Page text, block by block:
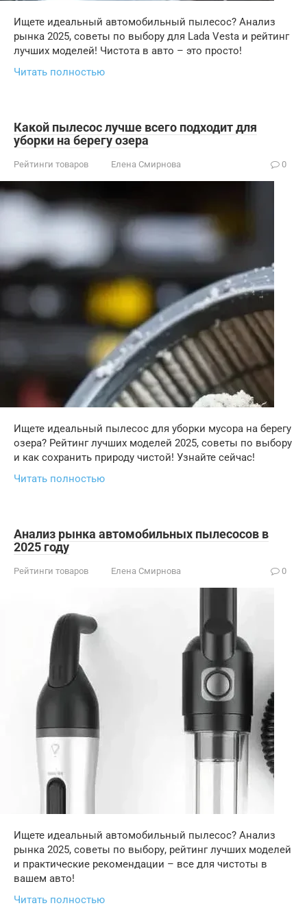
Ищете идеальный автомобильный пылесос? Анализ
рынка 2025, советы по выбору для Lada Vesta и рейтинг
лучших моделей! Чистота в авто – это просто!
Читать полностью
Какой пылесос лучше всего подходит для
уборки на берегу озера
Рейтинги товаров Елена Смирнова 0
Ищете идеальный пылесос для уборки мусора на берегу
озера? Рейтинг лучших моделей 2025, советы по выбору
и как сохранить природу чистой! Узнайте сейчас!
Читать полностью
Анализ рынка автомобильных пылесосов в
2025 году
Рейтинги товаров Елена Смирнова 0
Ищете идеальный автомобильный пылесос? Анализ
рынка 2025, советы по выбору, рейтинг лучших моделей
и практические рекомендации – все для чистоты в
вашем авто!
Читать полностью